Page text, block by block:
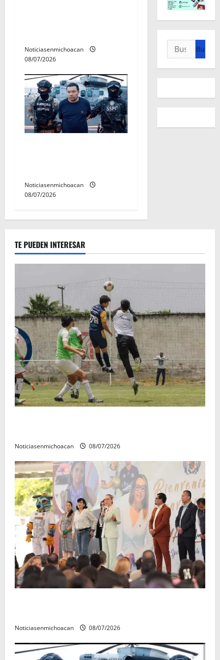
Noticiasenmichoacan
08/07/2026
Noticiasenmichoacan
08/07/2026
Buscar:
TE PUEDEN INTERESAR
Noticiasenmichoacan 08/07/2026
Noticiasenmichoacan 08/07/2026